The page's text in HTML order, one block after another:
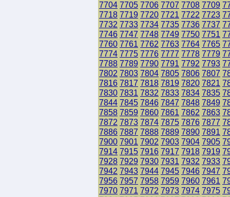
7704 7705 7706 7707 7708 7709
7718 7719 7720 7721 7722 7723
7732 7733 7734 7735 7736 7737
7746 7747 7748 7749 7750 7751
7760 7761 7762 7763 7764 7765
7774 7775 7776 7777 7778 7779
7788 7789 7790 7791 7792 7793
7802 7803 7804 7805 7806 7807
7816 7817 7818 7819 7820 7821
7830 7831 7832 7833 7834 7835
7844 7845 7846 7847 7848 7849
7858 7859 7860 7861 7862 7863
7872 7873 7874 7875 7876 7877
7886 7887 7888 7889 7890 7891
7900 7901 7902 7903 7904 7905
7914 7915 7916 7917 7918 7919
7928 7929 7930 7931 7932 7933
7942 7943 7944 7945 7946 7947
7956 7957 7958 7959 7960 7961
7970 7971 7972 7973 7974 7975